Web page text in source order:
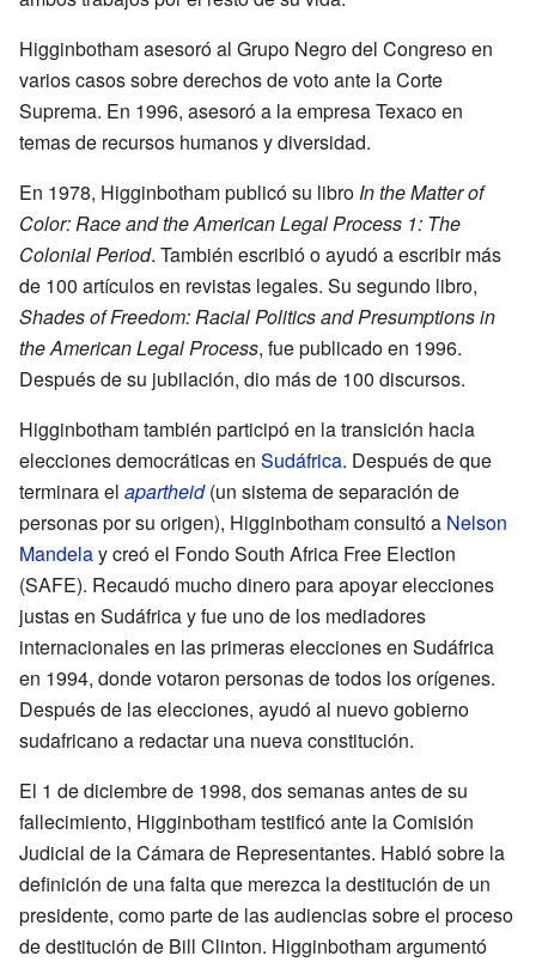
Higginbotham asesoró al Grupo Negro del Congreso en
varios casos sobre derechos de voto ante la Corte
Suprema. En 1996, asesoró a la empresa Texaco en
temas de recursos humanos y diversidad.
En 1978, Higginbotham publicó su libro In the Matter of
Color: Race and the American Legal Process 1: The
Colonial Period. También escribió o ayudó a escribir más
de 100 artículos en revistas legales. Su segundo libro,
Shades of Freedom: Racial Politics and Presumptions in
the American Legal Process, fue publicado en 1996.
Después de su jubilación, dio más de 100 discursos.
Higginbotham también participó en la transición hacia
elecciones democráticas en Sudáfrica. Después de que
terminara el apartheid(un sistema de separación de
personas por su origen), Higginbotham consultó a Nelson
Mandelay creó el Fondo South Africa Free Election
(SAFE). Recaudó mucho dinero para apoyar elecciones
justas en Sudáfrica y fue uno de los mediadores
internacionales en las primeras elecciones en Sudáfrica
en 1994, donde votaron personas de todos los orígenes.
Después de las elecciones, ayudó al nuevo gobierno
sudafricano a redactar una nueva constitución.
El 1 de diciembre de 1998, dos semanas antes de su
fallecimiento, Higginbotham testificó ante la Comisión
Judicial de la Cámara de Representantes. Habló sobre la
definición de una falta que merezca la destitución de un
presidente, como parte de las audiencias sobre el proceso
de destitución de Bill Clinton. Higginbotham argumentó